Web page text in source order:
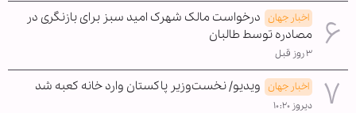
اخبار جهان درخواست مالک شهرک امید سبز برای بازنگری در
مصادره توسط طالبان
۳ روز قبل
اخبار جهان ویدیو/ نخست‌وزیر پاکستان وارد خانه کعبه شد
دیروز ۱۰:۲۰